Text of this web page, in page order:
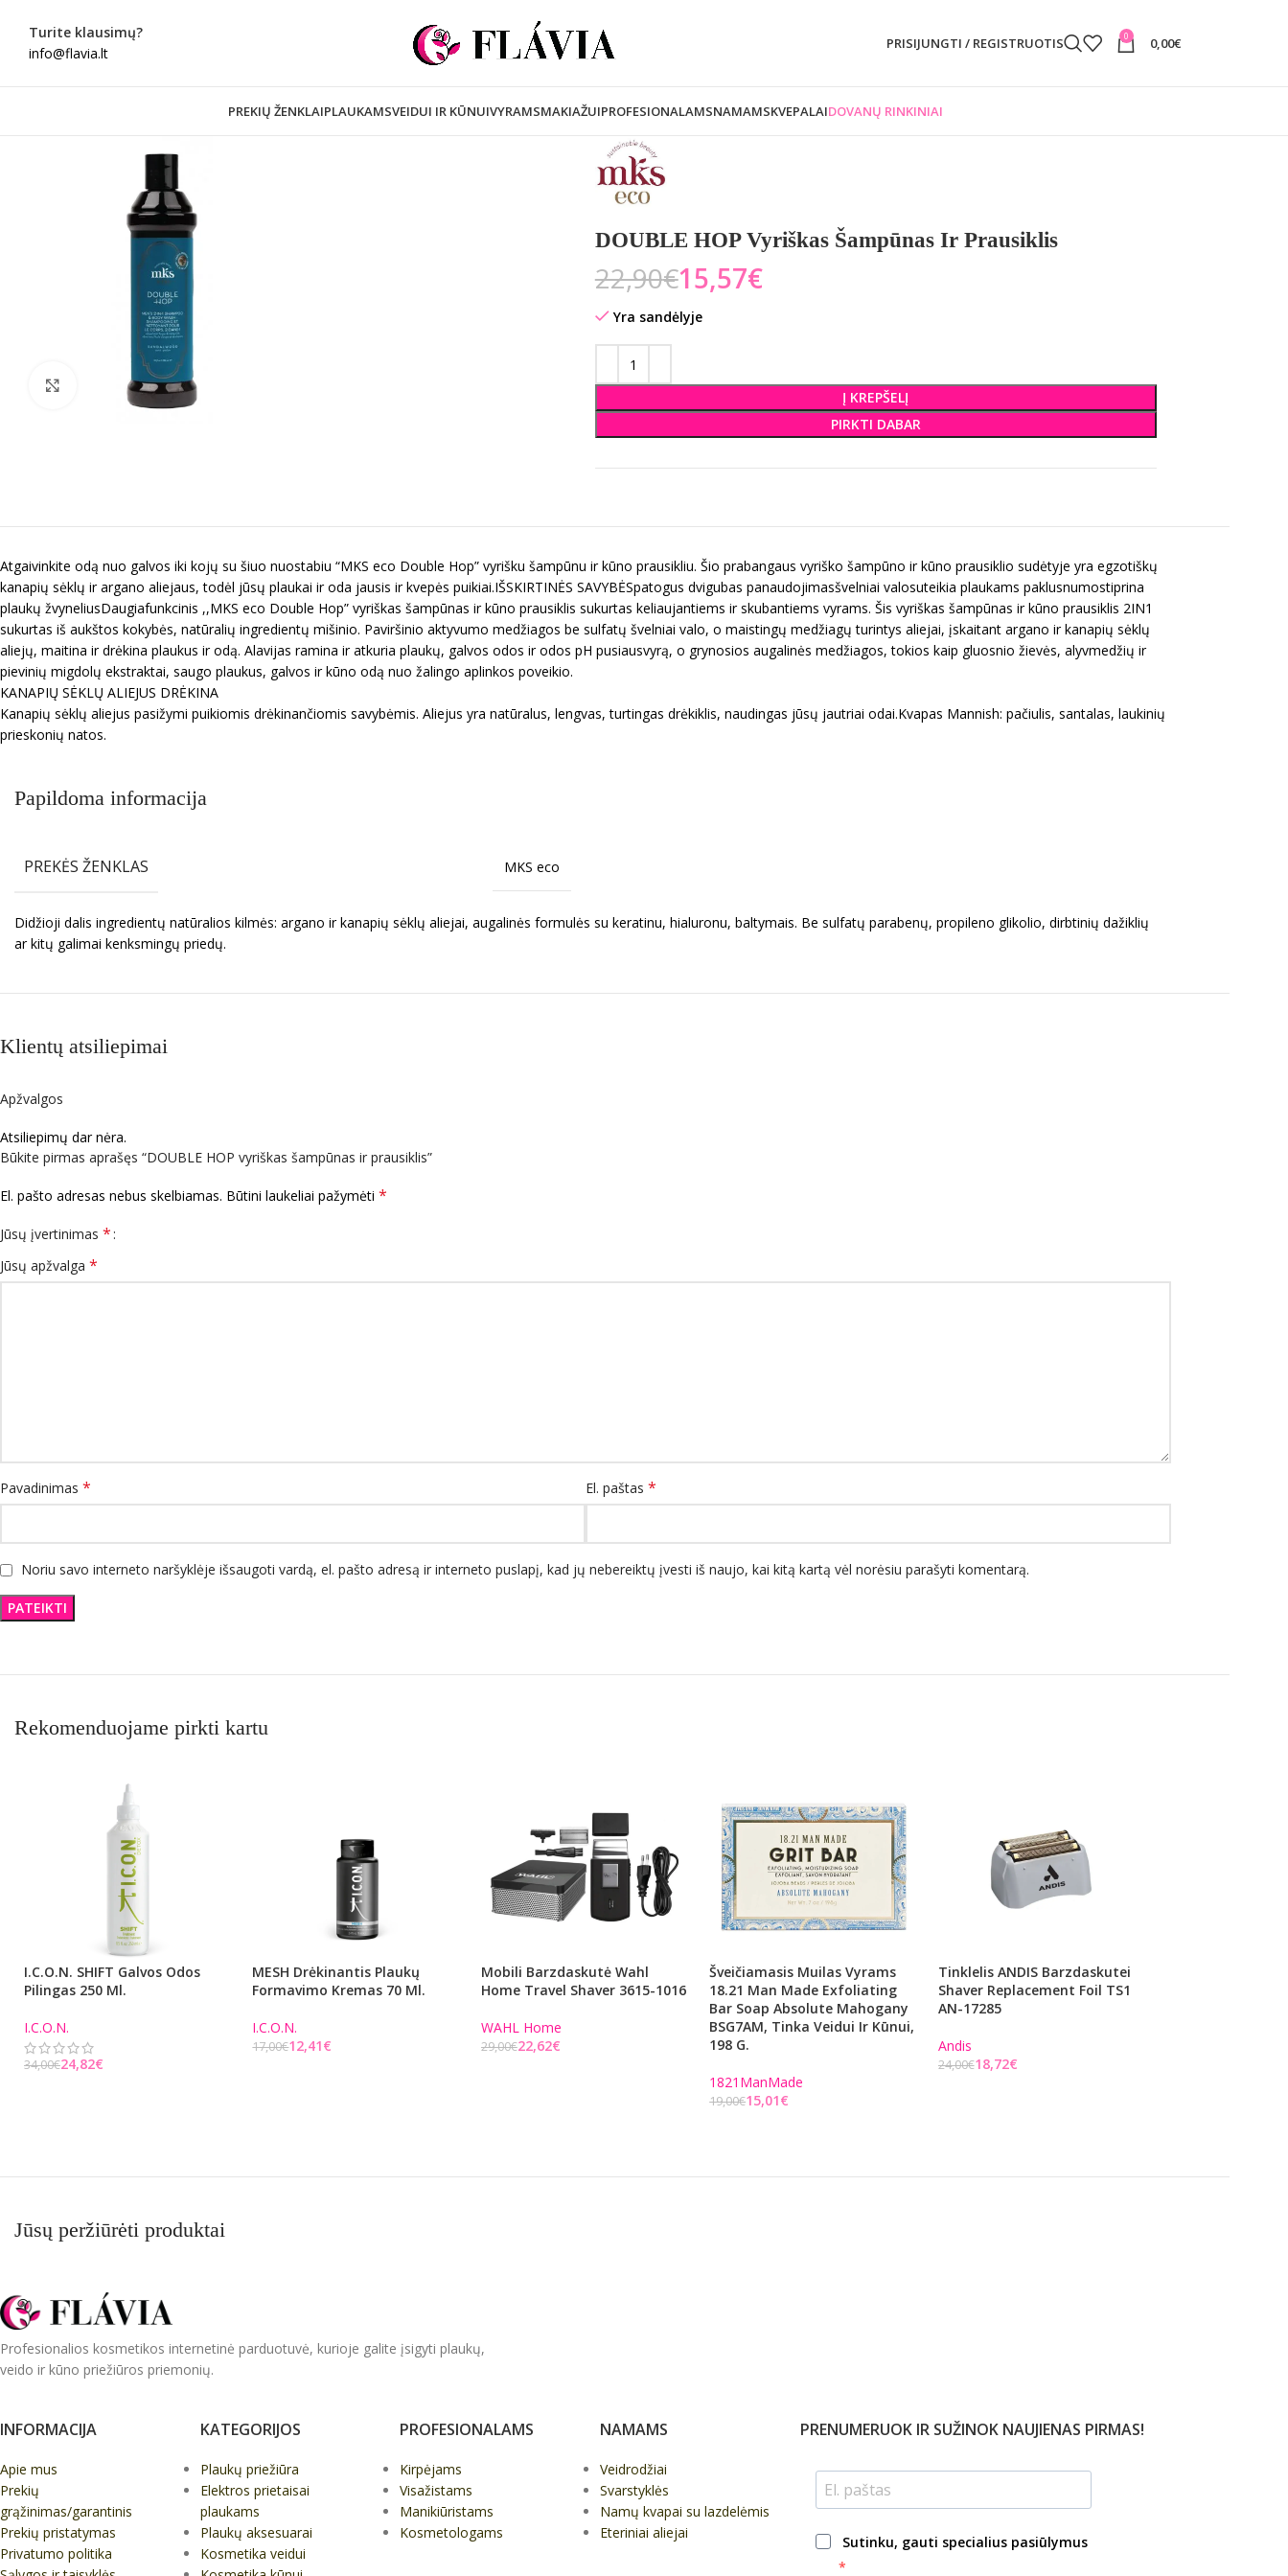
Turite klausimų?
info@flavia.lt
PRISIJUNGTI / REGISTRUOTIS 0 0,00€
PREKIŲ ŽENKLAIPLAUKAMSVEIDUI IR KŪNUIVYRAMSMAKIAŽUIPROFESIONALAMSNAMAMSKVEPALAIDOVANŲ RINKINIAI
Spustelėkite norėdami padidinti
DOUBLE HOP Vyriškas Šampūnas Ir Prausiklis
22,90€15,57€
Yra sandėlyje
Į KREPŠELĮ
PIRKTI DABAR
Atgaivinkite odą nuo galvos iki kojų su šiuo nuostabiu “MKS eco Double Hop” vyrišku šampūnu ir kūno prausikliu. Šio prabangaus vyriško šampūno ir kūno prausiklio sudėtyje yra egzotiškų
kanapių sėklų ir argano aliejaus, todėl jūsų plaukai ir oda jausis ir kvepės puikiai.IŠSKIRTINĖS SAVYBĖSpatogus dvigubas panaudojimasšvelniai valosuteikia plaukams paklusnumostiprina
plaukų žvyneliusDaugiafunkcinis ,,MKS eco Double Hop” vyriškas šampūnas ir kūno prausiklis sukurtas keliaujantiems ir skubantiems vyrams. Šis vyriškas šampūnas ir kūno prausiklis 2IN1
sukurtas iš aukštos kokybės, natūralių ingredientų mišinio. Paviršinio aktyvumo medžiagos be sulfatų švelniai valo, o maistingų medžiagų turintys aliejai, įskaitant argano ir kanapių sėklų
aliejų, maitina ir drėkina plaukus ir odą. Alavijas ramina ir atkuria plaukų, galvos odos ir odos pH pusiausvyrą, o grynosios augalinės medžiagos, tokios kaip gluosnio žievės, alyvmedžių ir
pievinių migdolų ekstraktai, saugo plaukus, galvos ir kūno odą nuo žalingo aplinkos poveikio.
KANAPIŲ SĖKLŲ ALIEJUS DRĖKINA
Kanapių sėklų aliejus pasižymi puikiomis drėkinančiomis savybėmis. Aliejus yra natūralus, lengvas, turtingas drėkiklis, naudingas jūsų jautriai odai.Kvapas Mannish: pačiulis, santalas, laukinių
prieskonių natos.
Papildoma informacija
PREKĖS ŽENKLAS MKS eco
Didžioji dalis ingredientų natūralios kilmės: argano ir kanapių sėklų aliejai, augalinės formulės su keratinu, hialuronu, baltymais. Be sulfatų parabenų, propileno glikolio, dirbtinių dažiklių
ar kitų galimai kenksmingų priedų.
Klientų atsiliepimai
Apžvalgos
Atsiliepimų dar nėra.
Būkite pirmas aprašęs “DOUBLE HOP vyriškas šampūnas ir prausiklis”
El. pašto adresas nebus skelbiamas. Būtini laukeliai pažymėti *
Jūsų įvertinimas *
Jūsų apžvalga *
Pavadinimas * El. paštas *
Noriu savo interneto naršyklėje išsaugoti vardą, el. pašto adresą ir interneto puslapį, kad jų nebereiktų įvesti iš naujo, kai kitą kartą vėl norėsiu parašyti komentarą.
Rekomenduojame pirkti kartu
I.C.O.N. SHIFT Galvos Odos
Pilingas 250 Ml.
I.C.O.N.
34,00€24,82€
MESH Drėkinantis Plaukų
Formavimo Kremas 70 Ml.
I.C.O.N.
17,00€12,41€
Mobili Barzdaskutė Wahl
Home Travel Shaver 3615-1016
WAHL Home
29,00€22,62€
Šveičiamasis Muilas Vyrams
18.21 Man Made Exfoliating
Bar Soap Absolute Mahogany
BSG7AM, Tinka Veidui Ir Kūnui,
198 G.
1821ManMade
19,00€15,01€
Tinklelis ANDIS Barzdaskutei
Shaver Replacement Foil TS1
AN-17285
Andis
24,00€18,72€
Jūsų peržiūrėti produktai
Profesionalios kosmetikos internetinė parduotuvė, kurioje galite įsigyti plaukų,
veido ir kūno priežiūros priemonių.
INFORMACIJA
Apie mus
Prekių
grąžinimas/garantinis
Prekių pristatymas
Privatumo politika
KATEGORIJOS
Plaukų priežiūra
Elektros prietaisai
plaukams
Plaukų aksesuarai
Kosmetika veidui
PROFESIONALAMS
Kirpėjams
Visažistams
Manikiūristams
Kosmetologams
NAMAMS
Veidrodžiai
Svarstyklės
Namų kvapai su lazdelėmis
Eteriniai aliejai
PRENUMERUOK IR SUŽINOK NAUJIENAS PIRMAS!
Sutinku, gauti specialius pasiūlymus